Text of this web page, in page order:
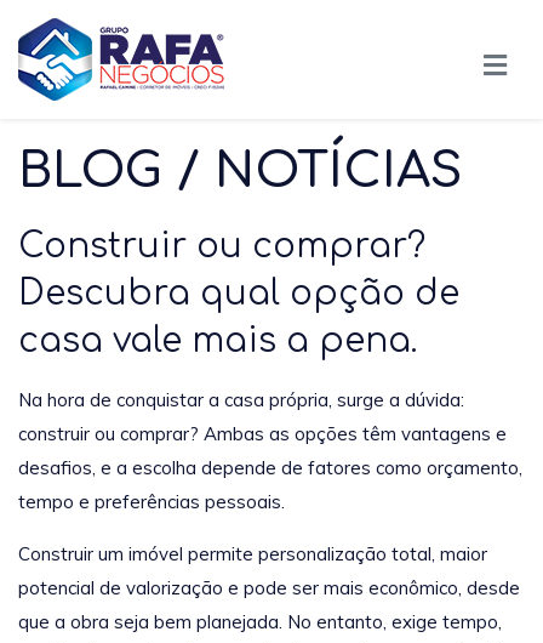
BLOG / NOTÍCIAS
Construir ou comprar?
Descubra qual opção de
casa vale mais a pena.
Na hora de conquistar a casa própria, surge a dúvida:
construir ou comprar? Ambas as opções têm vantagens e
desafios, e a escolha depende de fatores como orçamento,
tempo e preferências pessoais.
Construir um imóvel permite personalização total, maior
potencial de valorização e pode ser mais econômico, desde
que a obra seja bem planejada. No entanto, exige tempo,